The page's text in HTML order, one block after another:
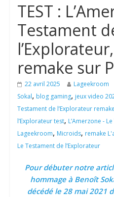
TEST :
Testament
remake sur
22 avril 2025 Lageekroom
Sokal, blog gaming, jeux video
Testament de l’Explorateur remake
l’Explorateur test, L’Amerzone -
Lageekroom, Microids, remake
Le Testament de l’Explorateur
Pour débuter notre
hommage à Benoît
décédé le 28 mai 2021